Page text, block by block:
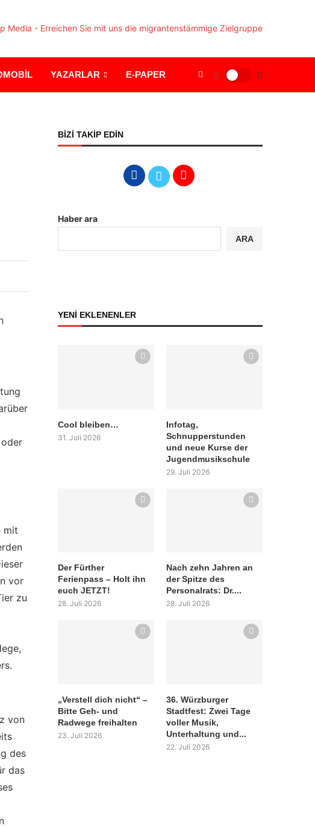
YAZARLAR E-PAPER
mit
vor
zu
von
des
das
BİZİ TAKİP EDİN
Haber ara
ARA
YENİ EKLENENLER
Cool bleiben…
31. Juli 2026
Infotag,
Schnupperstunden
und neue Kurse der
Jugendmusikschule
29. Juli 2026
Der Fürther
Ferienpass – Holt ihn
euch JETZT!
28. Juli 2026
Nach zehn Jahren an
der Spitze des
Personalrats: Dr....
28. Juli 2026
„Verstell dich nicht“ –
Bitte Geh- und
Radwege freihalten
23. Juli 2026
36. Würzburger
Stadtfest: Zwei Tage
voller Musik,
Unterhaltung und...
22. Juli 2026